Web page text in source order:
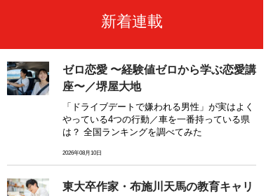
新着連載
ゼロ恋愛 〜経験値ゼロから学ぶ恋愛講
座〜／堺屋大地
「ドライブデートで嫌われる男性」が実はよく
やっている4つの行動／車を一番持っている県
は？ 全国ランキングを調べてみた
2026年08月10日
東大卒作家・布施川天馬の教育キャリ